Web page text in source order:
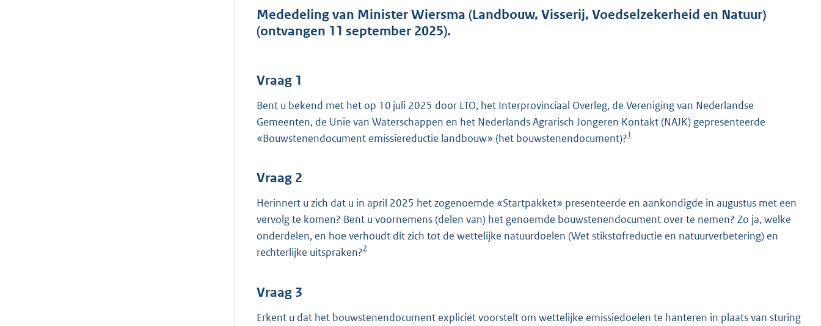
s
t
e
:
b
Mededeling van Minister Wiersma (Landbouw, Visserij, Voedselzekerheid en Natuur)
(ontvangen 11 september 2025).
Vraag 1
Bent u bekend met het op 10 juli 2025 door LTO, het Interprovinciaal Overleg, de Vereniging van Nederlandse
Gemeenten, de Unie van Waterschappen en het Nederlands Agrarisch Jongeren Kontakt (NAJK) gepresenteerde
«Bouwstenendocument emissiereductie landbouw» (het bouwstenendocument)?1
Vraag 2
Herinnert u zich dat u in april 2025 het zogenoemde «Startpakket» presenteerde en aankondigde in augustus met een
vervolg te komen? Bent u voornemens (delen van) het genoemde bouwstenendocument over te nemen? Zo ja, welke
onderdelen, en hoe verhoudt dit zich tot de wettelijke natuurdoelen (Wet stikstofreductie en natuurverbetering) en
rechterlijke uitspraken?2
Vraag 3
Erkent u dat het bouwstenendocument expliciet voorstelt om wettelijke emissiedoelen te hanteren in plaats van sturing